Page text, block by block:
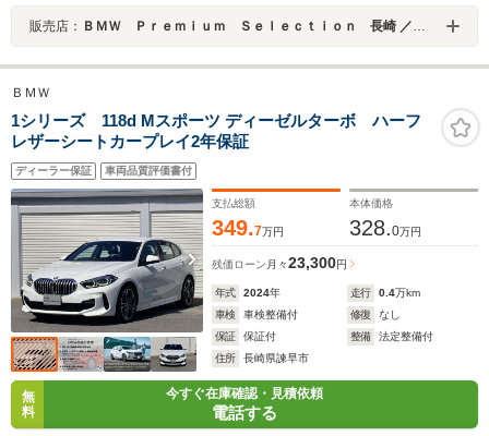
販売店： ＢＭＷ Ｐｒｅｍｉｕｍ Ｓｅｌｅｃｔｉｏｎ 長崎 ／ＭＩＮＩ ＮＥＸＴ 長崎／（株）ＭＡＴＳＵＦＵＪＩ
ＢＭＷ
1シリーズ 118d Mスポーツ ディーゼルターボ ハーフ
レザーシートカープレイ2年保証
ディーラー保証 車両品質評価書付
支払総額
349.7万円
本体価格
328.0万円
残価ローン 月々23,300円
年式 2024年 走行 0.4万km
車検
車検整備付 修復
なし
保証
保証付 整備
法定整備付
住所
長崎県諫早市
無
料
今すぐ在庫確認・見積依頼
電話する